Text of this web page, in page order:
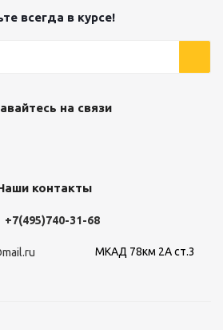
всегда в курсе!
на связи
контакты
+7(495)740-31-68
МКАД 78км 2А ст.3